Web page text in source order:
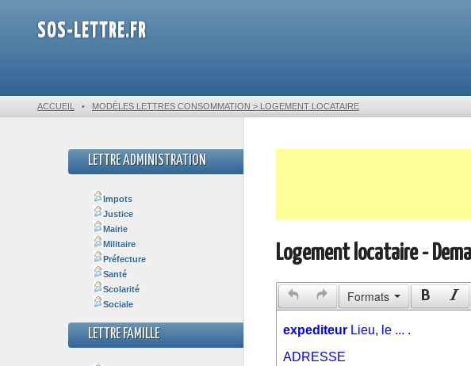
SOS-LETTRE.FR
ACCUEIL • MODÈLES LETTRES CONSOMMATION > LOGEMENT LOCATAIRE
LETTRE ADMINISTRATION
Impots
Justice
Mairie
Militaire
Préfecture
Santé
Scolarité
Sociale
LETTRE FAMILLE
Logement locataire -
Formats